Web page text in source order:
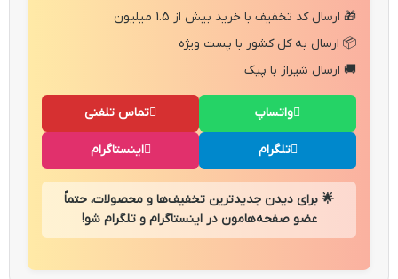
🎁 ارسال کد تخفیف با خرید بیش از 1.5 میلیون
📦 ارسال به کل کشور با پست ویژه
🚚 ارسال شیراز با پیک
تماس تلفنی واتساپ
اینستاگرام تلگرام
🌟 برای دیدن جدیدترین تخفیف‌ها و محصولات، حتماً
عضو صفحه‌هامون در اینستاگرام و تلگرام شو!